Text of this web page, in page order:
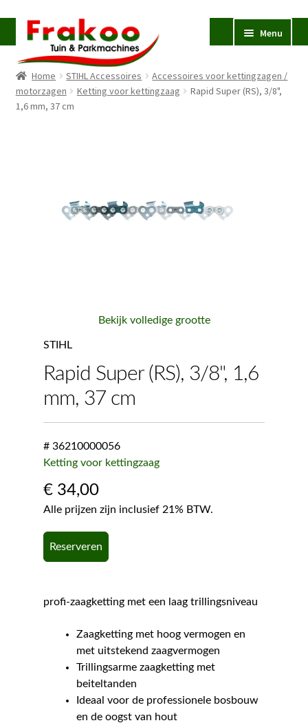
Ga
door
naar
navigatie
Ga
naar
de
inhoud
Menu
Homepage
Verkoop en Reparatie
Contact
Home STIHL Accessoires
Accessoires voor kettingzagen /
motorzagen
Ketting voor kettingzaag
Rapid Super (RS), 3/8",
1,6 mm, 37 cm
Bekijk volledige grootte
STIHL
Rapid Super (RS), 3/8", 1,6
mm, 37 cm
# 36210000056
Ketting voor kettingzaag
€34,00
Alle prijzen zijn inclusief 21% BTW.
Reserveren
profi-zaagketting met een laag trillingsniveau
Zaagketting met hoog vermogen en
met uitstekend zaagvermogen
Trillingsarme zaagketting met
beiteltanden
Ideaal voor de professionele bosbouw
en de oogst van hout